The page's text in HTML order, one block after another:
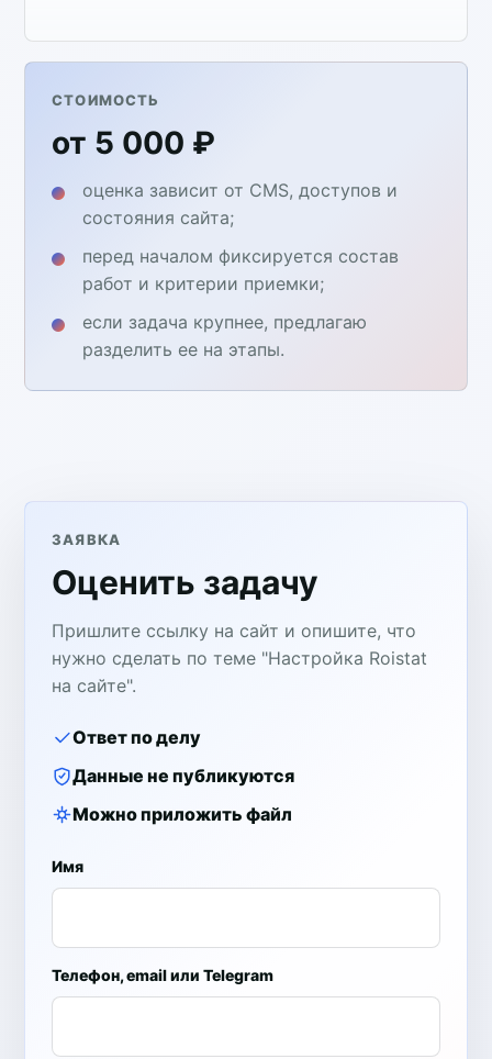
СТОИМОСТЬ
от 5 000 ₽
оценка зависит от CMS, доступов и
состояния сайта;
перед началом фиксируется состав
работ и критерии приемки;
если задача крупнее, предлагаю
разделить ее на этапы.
ЗАЯВКА
Оценить задачу
Пришлите ссылку на сайт и опишите, что
нужно сделать по теме "Настройка Roistat
на сайте".
Ответ по делу
Данные не публикуются
Можно приложить файл
Имя
Телефон, email или Telegram